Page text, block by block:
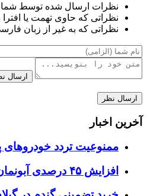
نظرات ارسال شده توسط
نظراتی که حاوی تهمت یا
نظراتی که به غیر از زبان
ارسال
آخرین اخبار
ممنوعیت تردد خودروهای
افزایش ۴۵ درصدی آبونمان تلفن ثابت تصویب شد